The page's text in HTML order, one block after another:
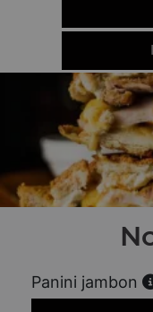
Panini jambon